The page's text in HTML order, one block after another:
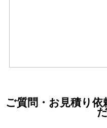
ご質問・お見積り依